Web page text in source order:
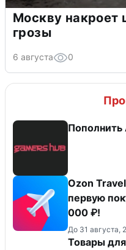
Москву накроет
грозы
6 августа 0
Пополнить
Ozon
первую
000 ₽!
До 31 августа,
Товары